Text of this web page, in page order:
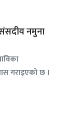
संसदीय नमुना
गराइएको छ ।